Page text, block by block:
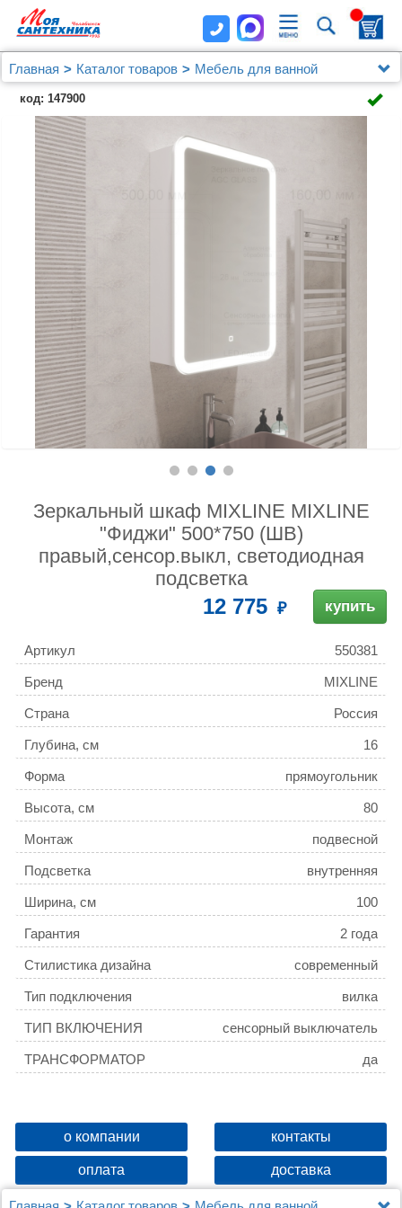
Главная Каталог товаров
Мебель для ванной
Зеркальный шкаф MIXLINE MIXLINE "Фиджи"
500*750 (ШВ) правый,сенсор.выкл, светодиодная
подсветка
код: 147900
Зеркальный шкаф MIXLINE MIXLINE
"Фиджи" 500*750 (ШВ)
правый,сенсор.выкл, светодиодная
подсветка
12 775 купить
Артикул 550381
Бренд MIXLINE
Страна Россия
Глубина, см 16
Форма прямоугольник
Высота, см 80
Монтаж подвесной
Подсветка внутренняя
Ширина, см 100
Гарантия 2 года
Стилистика дизайна современный
Тип подключения вилка
ТИП ВКЛЮЧЕНИЯ сенсорный выключатель
ТРАНСФОРМАТОР да
о компании контакты
оплата доставка